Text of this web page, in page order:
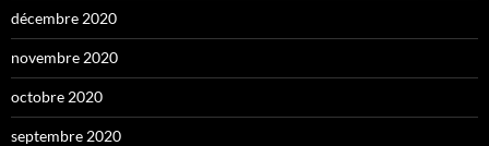
décembre 2020
novembre 2020
octobre 2020
septembre 2020